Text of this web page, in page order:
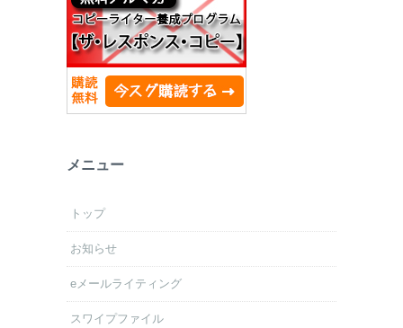
メニュー
トップ
お知らせ
eメールライティング
スワイプファイル